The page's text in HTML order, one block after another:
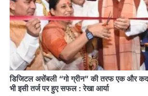
डिजिटल असेंबली “गो ग्रीन” की तरफ एक और
भी इसी तर्ज पर हुए सफल : रेखा आर्या